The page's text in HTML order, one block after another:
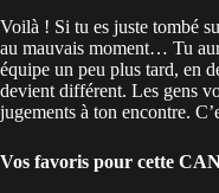
Voilà ! Si tu es juste tombé
au mauvais moment… Tu
équipe un peu plus tard, en
devient différent. Les gens
jugements à ton encontre.
Vos favoris pour cette